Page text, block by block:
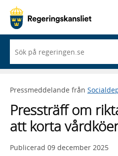
du
börjar
skriva
framträder
lista
med
sökförslag
Pressmeddelande från
Pressträff om
att korta
Publicerad 09 december 2025